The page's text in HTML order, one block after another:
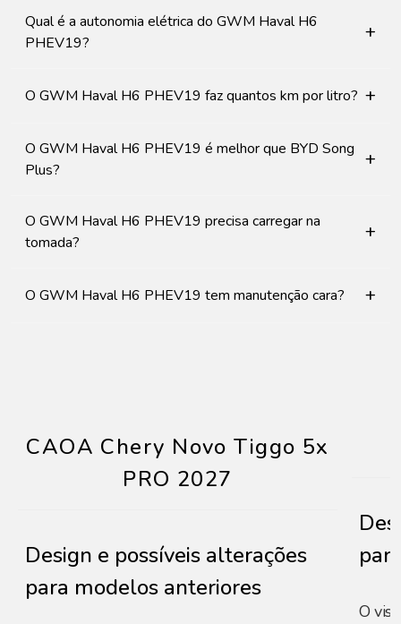
Qual é a autonomia elétrica do GWM Haval H6
PHEV19?
+
O GWM Haval H6 PHEV19 faz quantos km por litro? +
O GWM Haval H6 PHEV19 é melhor que BYD Song
Plus?
+
O GWM Haval H6 PHEV19 precisa carregar na
tomada?
+
O GWM Haval H6 PHEV19 tem manutenção cara? +
CAOA Chery Novo Tiggo 5x
PRO 2027
Design e possíveis alterações
para modelos anteriores
O